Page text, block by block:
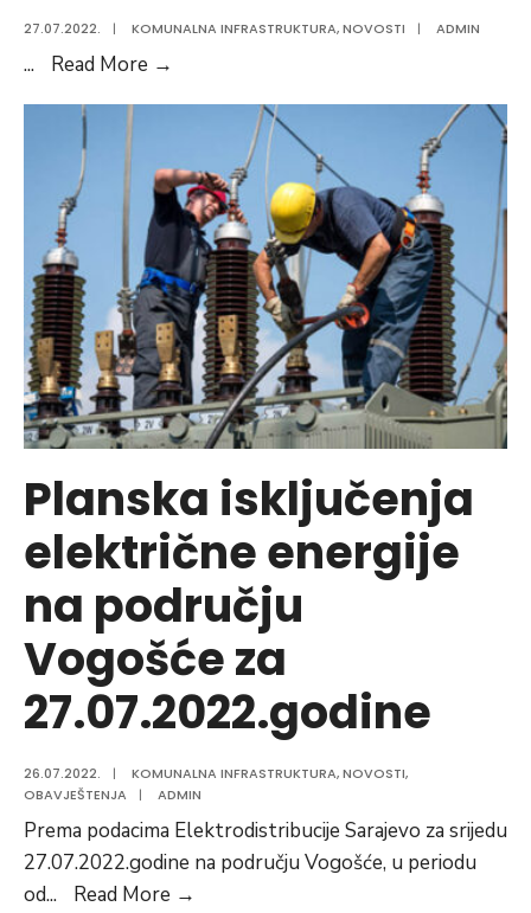
27.07.2022. | KOMUNALNA INFRASTRUKTURA,NOVOSTI | ADMIN
... Read More →
ŠUMSKIH/VATROGASNIH
PUTEVA
U
VOGOŠĆI
Planska isključenja
električne energije
na području
Vogošće za
27.07.2022.godine
26.07.2022. | KOMUNALNA INFRASTRUKTURA,NOVOSTI,
OBAVJEŠTENJA
| ADMIN
Prema podacima Elektrodistribucije Sarajevo za srijedu
27.07.2022.godine na području Vogošće, u periodu
od... Read More →